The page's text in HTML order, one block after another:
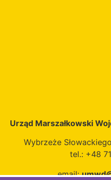
Urząd Marszałkowski
Wybrzeże
tel.: +48
email: